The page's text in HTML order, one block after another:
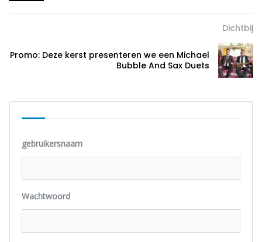
Dichtbij
Promo: Deze kerst presenteren we een Michael
Bubble And Sax Duets
gebruikersnaam
Wachtwoord